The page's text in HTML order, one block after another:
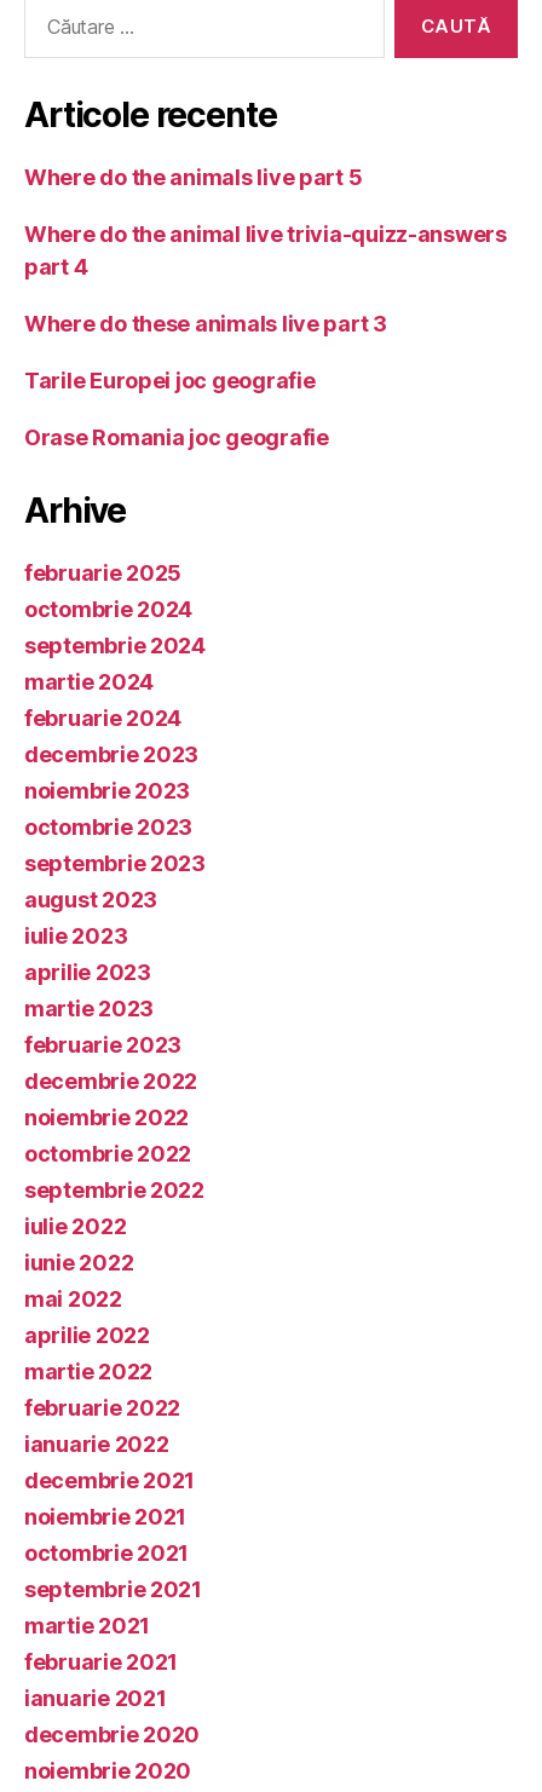
după:
Articole recente
Where do the animals live part 5
Where do the animal live trivia-quizz-answers
part 4
Where do these animals live part 3
Tarile Europei joc geografie
Orase Romania joc geografie
Arhive
februarie 2025
octombrie 2024
septembrie 2024
martie 2024
februarie 2024
decembrie 2023
noiembrie 2023
octombrie 2023
septembrie 2023
august 2023
iulie 2023
aprilie 2023
martie 2023
februarie 2023
decembrie 2022
noiembrie 2022
octombrie 2022
septembrie 2022
iulie 2022
iunie 2022
mai 2022
aprilie 2022
martie 2022
februarie 2022
ianuarie 2022
decembrie 2021
noiembrie 2021
octombrie 2021
septembrie 2021
martie 2021
februarie 2021
ianuarie 2021
decembrie 2020
noiembrie 2020